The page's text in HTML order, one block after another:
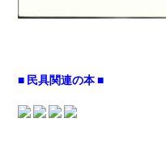
■ 民具関連の本 ■